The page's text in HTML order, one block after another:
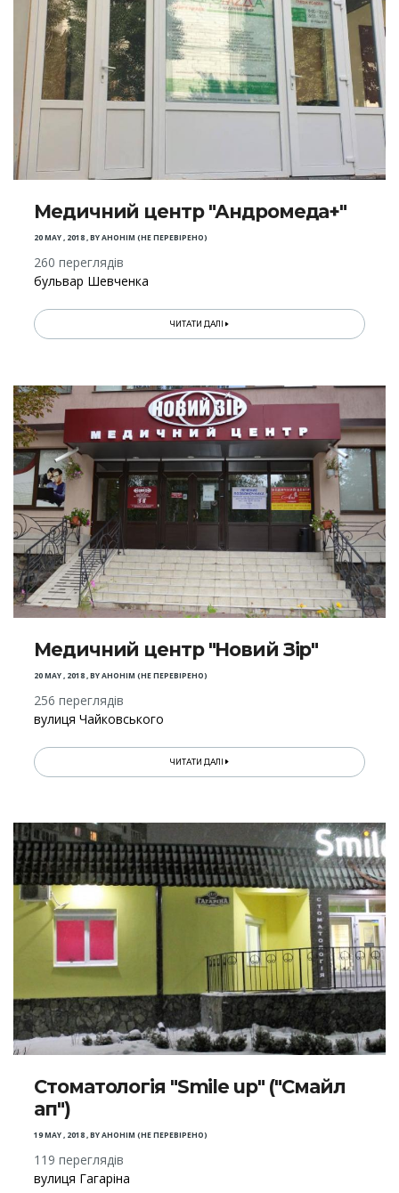
Медичний центр "Андромеда+"
20 MAY , 2018,BYАНОНІМ (НЕ ПЕРЕВІРЕНО)
260 переглядів
бульвар Шевченка
ЧИТАТИ ДАЛІ
Медичний центр "Новий Зір"
20 MAY , 2018,BYАНОНІМ (НЕ ПЕРЕВІРЕНО)
256 переглядів
вулиця Чайковського
ЧИТАТИ ДАЛІ
Стоматологія "Smile up" ("Смайл
ап")
19 MAY , 2018,BYАНОНІМ (НЕ ПЕРЕВІРЕНО)
119 переглядів
вулиця Гагаріна